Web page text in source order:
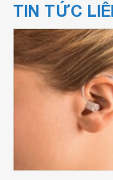
TIN TỨC